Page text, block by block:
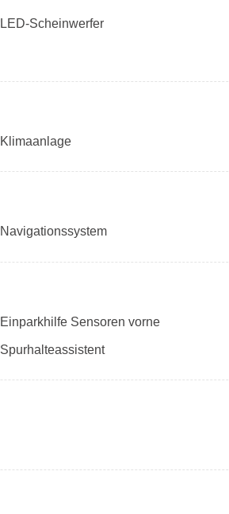
LED-Scheinwerfer
Klimaanlage
Navigationssystem
Einparkhilfe Sensoren vorne
Spurhalteassistent